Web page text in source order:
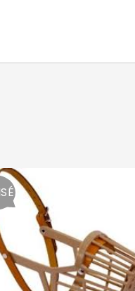
MOT DE PASSE PERDU ?